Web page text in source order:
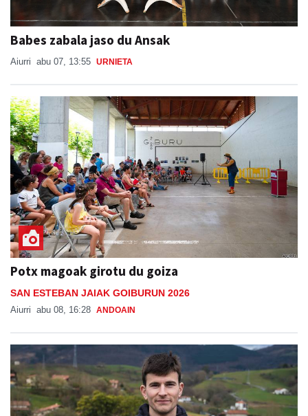
Babes zabala jaso du Ansak
Aiurri abu 07, 13:55 URNIETA
Potx magoak girotu du goiza
SAN ESTEBAN JAIAK GOIBURUN 2026
Aiurri abu 08, 16:28 ANDOAIN